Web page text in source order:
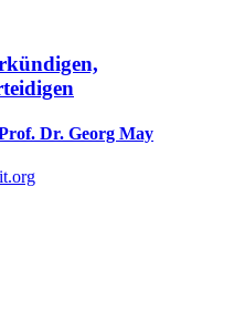
Dr. Georg May